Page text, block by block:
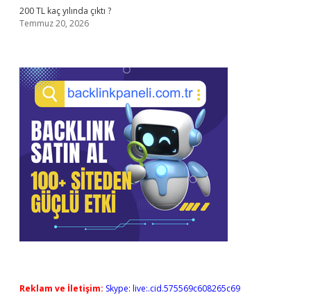
200 TL kaç yılında çıktı ?
Temmuz 20, 2026
Reklam ve İletişim: Skype: live:.cid.575569c608265c69